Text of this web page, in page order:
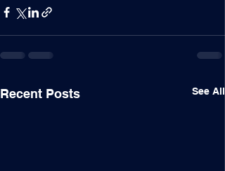
Recent Posts See All